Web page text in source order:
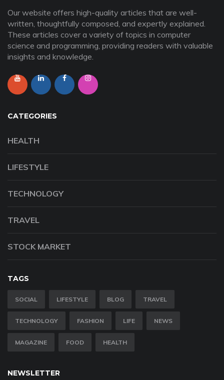
Our website offers high-quality articles that are well-
written, thoughtfully composed, and expertly explained.
These articles cover a variety of topics in computer
science and programming, providing readers with valuable
insights and knowledge.
CATEGORIES
HEALTH
LIFESTYLE
TECHNOLOGY
TRAVEL
STOCK MARKET
TAGS
SOCIAL LIFESTYLE BLOG TRAVEL
TECHNOLOGY FASHION LIFE NEWS
MAGAZINE FOOD HEALTH
NEWSLETTER